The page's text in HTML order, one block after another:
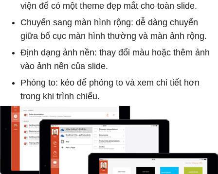
viện để có một theme đẹp mắt cho toàn slide.
Chuyển sang màn hình rộng: dễ dàng chuyển
giữa bố cục màn hình thường và màn ảnh rộng.
Định dạng ảnh nền: thay đổi màu hoặc thêm ảnh
vào ảnh nền của slide.
Phóng to: kéo để phóng to và xem chi tiết hơn
trong khi trình chiếu.